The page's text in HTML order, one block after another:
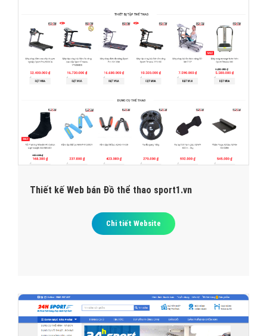
Thiết kế Web bán Đồ thể thao sport1.vn
Chi tiết Website